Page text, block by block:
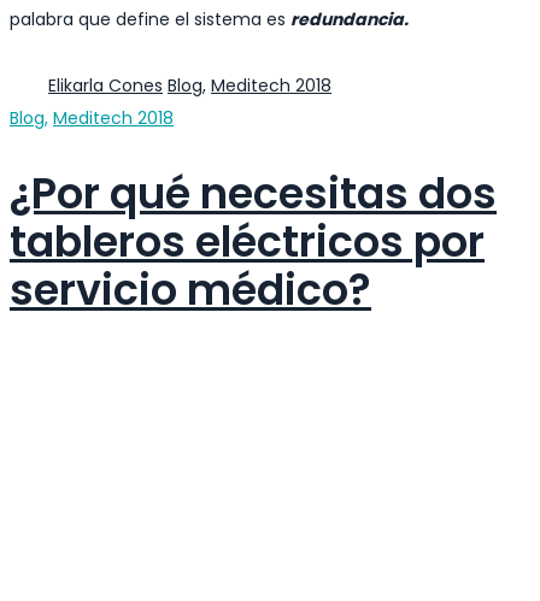
palabra que define el sistema es redundancia.
Elikarla Cones Blog, Meditech 2018
Categories
Blog, Meditech 2018
¿Por qué necesitas dos
tableros eléctricos por
servicio médico?